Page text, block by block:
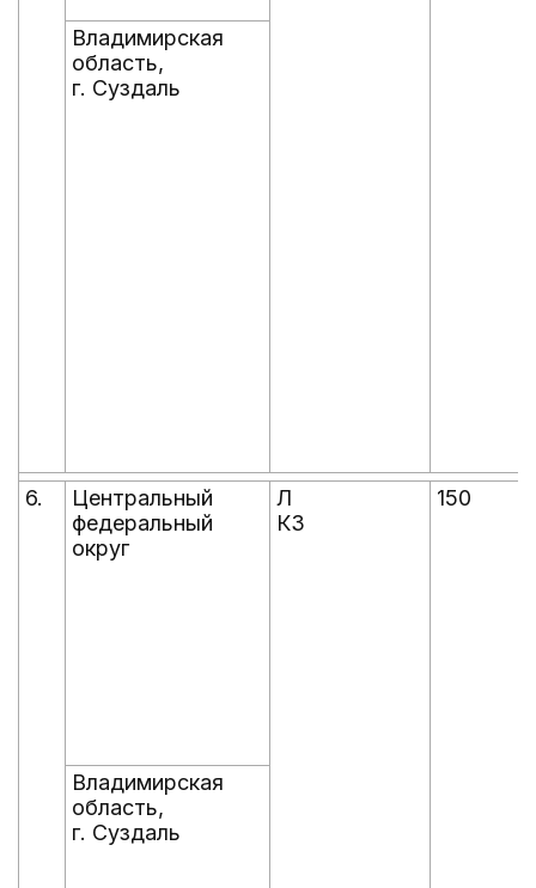
Владимирская
область,
г. Суздаль
6.
Центральный
федеральный
округ
Л
КЗ
150
Владимирская
область,
г. Суздаль